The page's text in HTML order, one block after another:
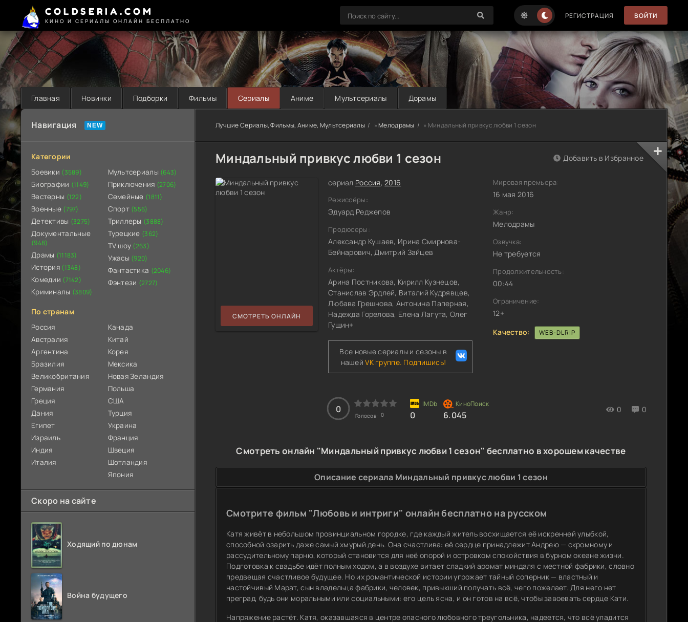
COLDSERIA.COM
КИНО И СЕРИАЛЫ ОНЛАЙН БЕСПЛАТНО
РЕГИСТРАЦИЯ ВОЙТИ
Главная Новинки Подборки Фильмы Сериалы Аниме Мультсериалы Дорамы
Навигация
Категории
Боевики (3589)
Биографии (1149)
Вестерны (122)
Военные (797)
Детективы (3275)
Документальные
(948)
Драмы (11183)
История (1348)
Комедии (7142)
Криминалы (3809)
Мультсериалы (643)
Приключения (2706)
Семейные (1811)
Спорт (556)
Триллеры (3888)
Турецкие (362)
TV шоу (263)
Ужасы (920)
Фантастика (2046)
Фэнтези (2727)
По странам
Россия
Австралия
Аргентина
Бразилия
Великобритания
Германия
Греция
Дания
Египет
Израиль
Индия
Италия
Канада
Китай
Корея
Мексика
Новая Зеландия
Польша
США
Турция
Украина
Франция
Швеция
Шотландия
Япония
Скоро на сайте
Ходящий по дюнам
Война будущего
Лучшие Сериалы, Фильмы, Аниме, Мультсериалы »Мелодрамы » Миндальный привкус любви 1 сезон
Миндальный привкус любви 1 сезон
СМОТРЕТЬ ОНЛАЙН
сериал Россия,2016
Режиссёры:
Эдуард Реджепов
Продюсеры:
Александр Кушаев, Ирина Смирнова-
Бейнарович, Дмитрий Зайцев
Актёры:
Арина Постникова, Кирилл Кузнецов,
Станислав Эрдлей, Виталий Кудрявцев,
Любава Грешнова, Антонина Паперная,
Надежда Горелова, Елена Лагута, Олег
Гущин+
Все новые сериалы и сезоны в
нашейVK группе. Подпишись!
0
Голосов: 0 0 6.045
0 0
Добавить в Избранное
Мировая премьера:
16 мая 2016
Жанр:
Мелодрамы
Озвучка:
Не требуется
Продолжительность:
00:44
Ограничение:
12+
Качество:
WEB-DLRIP
Смотреть онлайн "Миндальный привкус любви 1 сезон" бесплатно в хорошем качестве
Описание сериала Миндальный привкус любви 1 сезон
Смотрите фильм "Любовь и интриги" онлайн бесплатно на русском
Катя живёт в небольшом провинциальном городке, где каждый житель восхищается её искренней улыбкой,
способной озарить даже самый хмурый день. Она счастлива: её сердце принадлежит Андрею — скромному и
рассудительному парню, который становится для неё опорой и островком спокойствия в бурном океане жизни.
Подготовка к свадьбе идёт полным ходом, а в воздухе витает сладкий аромат миндаля с местной фабрики, словно
предвещая счастливое будущее. Но их романтической истории угрожает тайный соперник — властный и
настойчивый Марат, сын владельца фабрики, человек, привыкший получать всё, чего пожелает. Для него нет
преград, будь они моральными или социальными: его цель ясна, и он готов на всё, чтобы завоевать сердце Кати.
Напряжение растёт. Катя, оказавшаяся в центре опасного любовного треугольника, надеется, что всё уладится